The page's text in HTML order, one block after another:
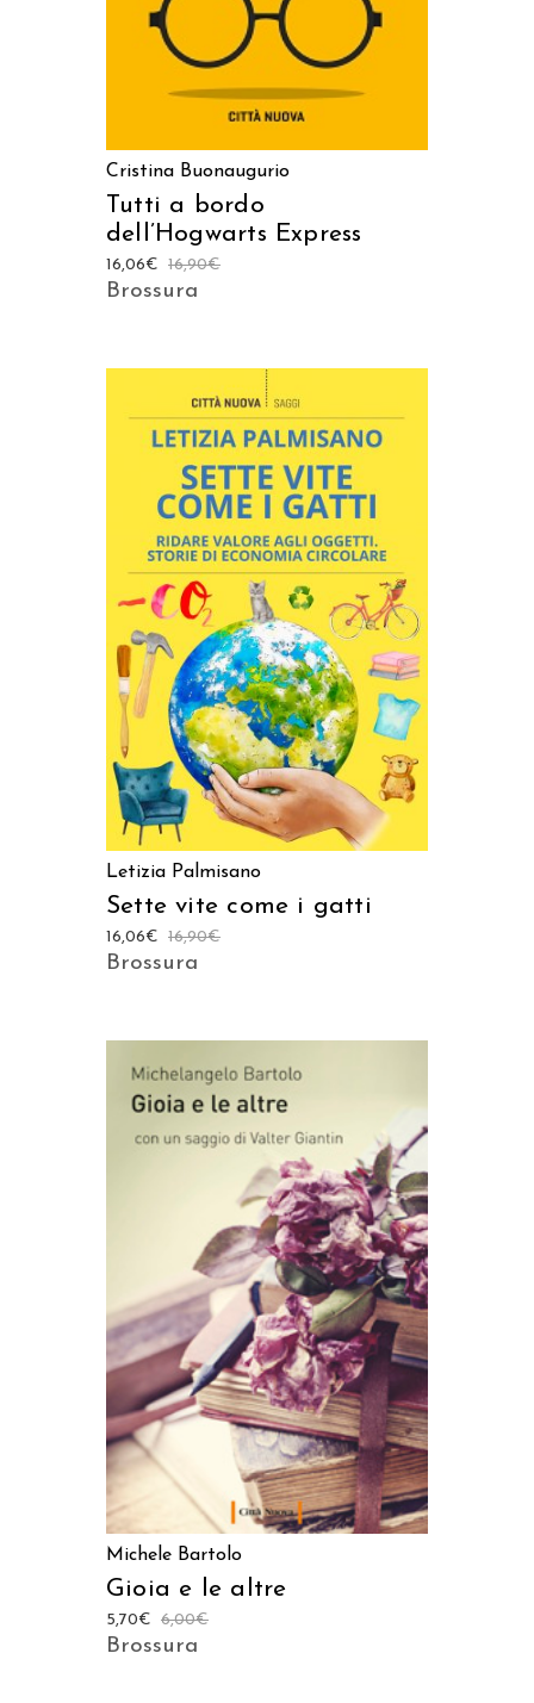
Cristina Buonaugurio
Tutti a bordo
dell’Hogwarts Express
16,90€
16,06€
Brossura
AGGIUNGI AL CARRELLO
Letizia Palmisano
Sette vite come i gatti
16,90€
16,06€
Brossura
AGGIUNGI AL CARRELLO
Michele Bartolo
Gioia e le altre
6,00€
5,70€
Brossura